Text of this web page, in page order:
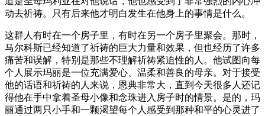
动去祈祷。只有后来他才明白发生在他身上的事情是什么。
这群人有时在一个房子里，有时在另一个房子里聚会。那时，
马尔科斯已经知道了祈祷的巨大力量和效果，但也经历了许多
痛苦和误解，特别是那些不理解祈祷紧迫性的人。他试图向每
个人展示玛丽是一位充满爱心、温柔和善良的母亲。对于接受
他的话语和祈祷的人来说，恩典非常大，直到今天很多人还记
得他在手中拿着圣母小像和念珠进入房子时的情景。是的，玛
丽通过两只小手和一颗渴望每个人感受到那种和平的心灵进了